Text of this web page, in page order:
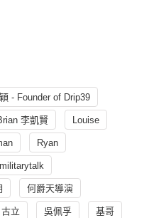
- Founder of Drip39
李凱賢 Louise
Ryan
何爵天導演
古立 吳佩孚 基哥